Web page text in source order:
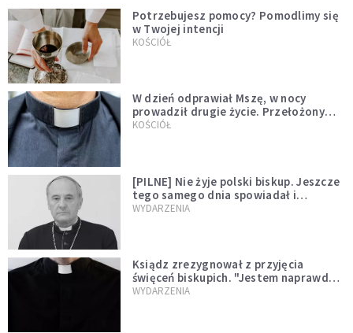
Potrzebujesz pomocy? Pomodlimy się
w Twojej intencji
KOŚCIÓŁ
W dzień odprawiał Mszę, w nocy
prowadził drugie życie. Przełożony
kazał mu opuścić zakon
KOŚCIÓŁ
[PILNE] Nie żyje polski biskup. Jeszcze
tego samego dnia spowiadał i
sprawował Mszę świętą
WYDARZENIA
Ksiądz zrezygnował z przyjęcia
święceń biskupich. "Jestem naprawdę
niegodny"
WYDARZENIA